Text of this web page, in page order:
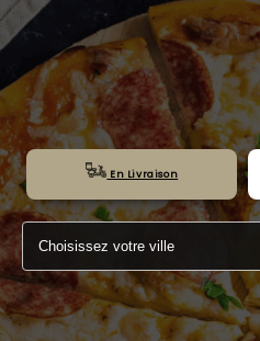
LA CARTE
VOTRE COMPTE
NOTRE RESTAURANT
VOS AVIS
MENTIONS LÉGALES
C.G.V
En Livraison